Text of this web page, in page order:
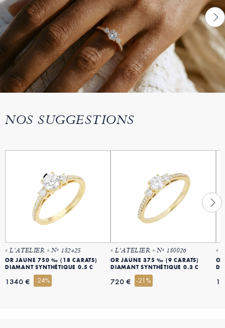
NOS SUGGESTIONS
« L'ATELIER » Nº 182425
OR JAUNE 750 ‰ (18 CARATS)
DIAMANT SYNTHÉTIQUE 0.5 C
1340 € -24%
« L'ATELIER » Nº 180026
OR JAUNE 375 ‰ (9 CARATS)
DIAMANT SYNTHÉTIQUE 0.3 C
720 € -21%
«